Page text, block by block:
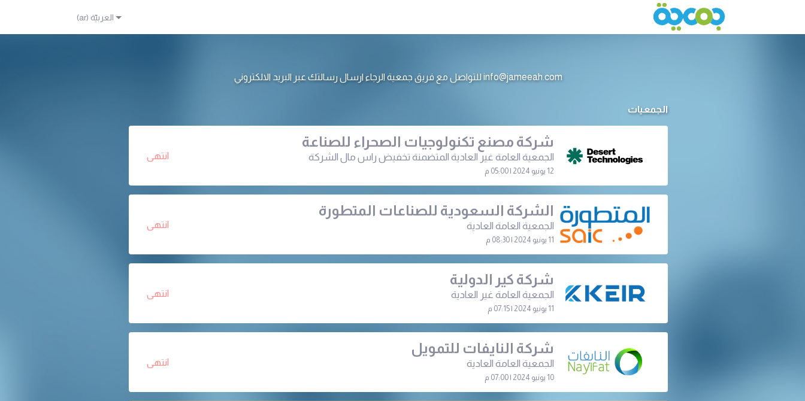
info@jameeah.com للتواصل مع فريق جمعية الرجاء ارسال رسالتك عبر البريد الالكتروني
الجمعيات
شركة مصنع تكنولوجيات الصحراء للصناعة
الجمعية العامة غير العادية المتضمنة تخفيض راس مال الشركة
12 يونيو 2024 | 05:00 م
انتهى
الشركة السعودية للصناعات المتطورة
الجمعية العامة العادية
11 يونيو 2024 | 08:30 م
انتهى
شركة كير الدولية
الجمعية العامة غير العادية
11 يونيو 2024 | 07:15 م
انتهى
شركة النايفات للتمويل
الجمعية العامة العادية
10 يونيو 2024 | 07:00 م
انتهى